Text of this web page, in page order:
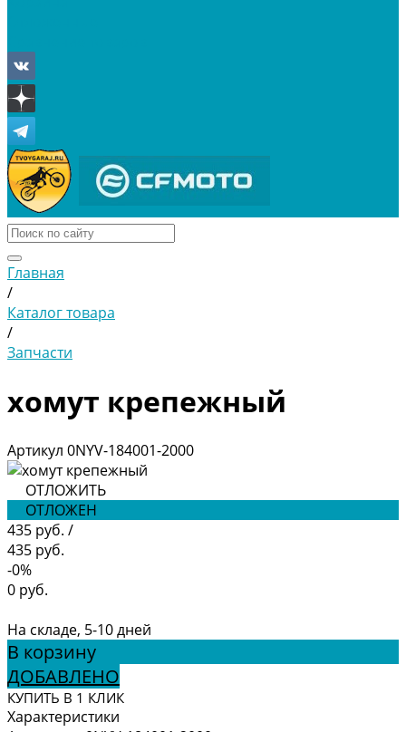
Главная
/
Каталог товара
/
Запчасти
хомут крепежный
Артикул 0NYV-184001-2000
ОТЛОЖИТЬ
ОТЛОЖЕН
435 руб. /
435 руб.
-0%
0 руб.
На складе, 5-10 дней
В корзину
ДОБАВЛЕНО
КУПИТЬ В 1 КЛИК
Характеристики